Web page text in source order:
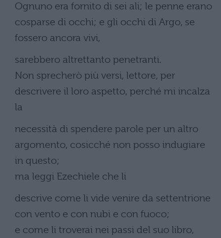
Ognuno era fornito di sei ali; le penne erano
cosparse di occhi; e gli occhi di Argo, se
fossero ancora vivi,
sarebbero altrettanto penetranti.
Non sprecherò più versi, lettore, per
descrivere il loro aspetto, perché mi incalza
la
necessità di spendere parole per un altro
argomento, cosicché non posso indugiare
in questo;
ma leggi Ezechiele che li
descrive come li vide venire da settentrione
con vento e con nubi e con fuoco;
e come li troverai nei passi del suo libro,